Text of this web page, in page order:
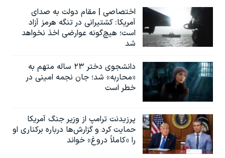
اختصاصی | مقام دولت به صدای
آمریکا: کشتیرانی در تنگه هرمز آزاد
است؛ هیچ‌گونه عوارضی اخذ نخواهد
شد
دانشجوی دختر ۲۳ ساله متهم به
«محاربه» شد؛ جان نجمه امینی در
خطر است
پرزیدنت ترامپ از وزیر جنگ آمریکا
حمایت کرد و گزارش‌ها درباره برکناری او
را «کاملاً دروغ» خواند